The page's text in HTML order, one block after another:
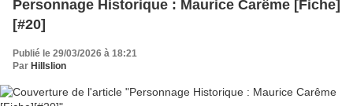
Personnage Historique : Maurice Carême [Fiche]
[#20]
Publié le 29/03/2026 à 18:21
Par Hillslion